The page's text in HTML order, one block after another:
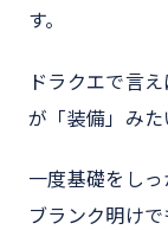
す。
ドラクエで言
が「装備」みた
一度基礎をしっ
ブランク明け